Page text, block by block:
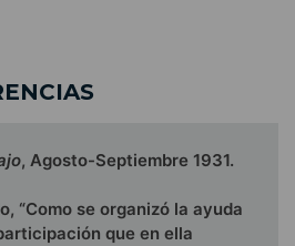
, Agosto-Septiembre 1931.
“Como se organizó la ayuda
que en ella